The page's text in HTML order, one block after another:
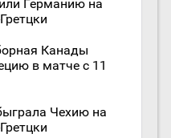
Германию на
Канады
в матче с 11
Чехию на